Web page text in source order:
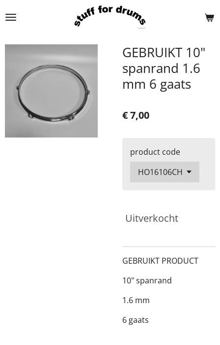
direct
de
hoofdinhoud
GEBRUIKT 10"
spanrand 1.6
mm 6 gaats
€ 7,00
product code
Uitverkocht
GEBRUIKT PRODUCT
10" spanrand
1.6 mm
6 gaats